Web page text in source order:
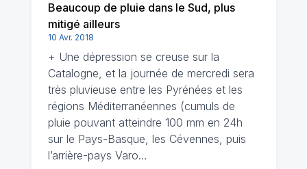
Beaucoup de pluie dans le Sud, plus
mitigé ailleurs
10 Avr. 2018
+ Une dépression se creuse sur la
Catalogne, et la journée de mercredi sera
très pluvieuse entre les Pyrénées et les
régions Méditerranéennes (cumuls de
pluie pouvant atteindre 100 mm en 24h
sur le Pays-Basque, les Cévennes, puis
l’arrière-pays Varo…